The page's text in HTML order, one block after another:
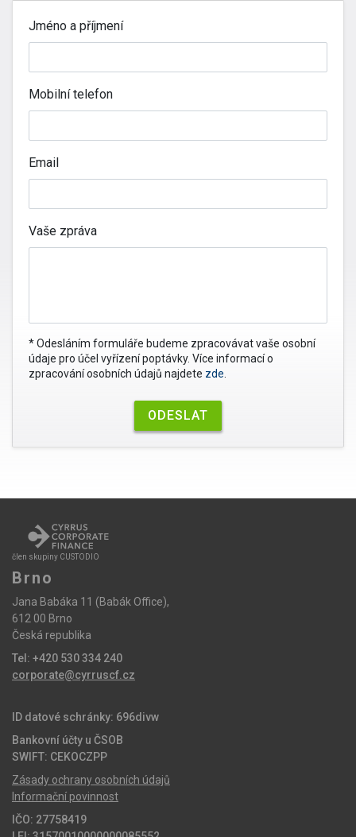
Jméno a příjmení
Mobilní telefon
Email
Vaše zpráva
* Odesláním formuláře budeme zpracovávat vaše osobní
údaje pro účel vyřízení poptávky. Více informací o
zpracování osobních údajů najdete zde
člen skupiny CUSTODIO
Brno
Jana Babáka 11 (Babák Office),
612 00 Brno
Česká republika
Tel: +420 530 334 240
corporate@cyrruscf.cz
ID datové schránky: 696divw
Bankovní účty u ČSOB
SWIFT: CEKOCZPP
Zásady ochrany osobních údajů
Informační povinnost
IČO: 27758419